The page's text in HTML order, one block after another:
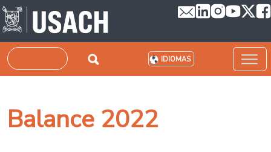
Pasar al contenido principal
Buscar IDIOMAS
Balance 2022